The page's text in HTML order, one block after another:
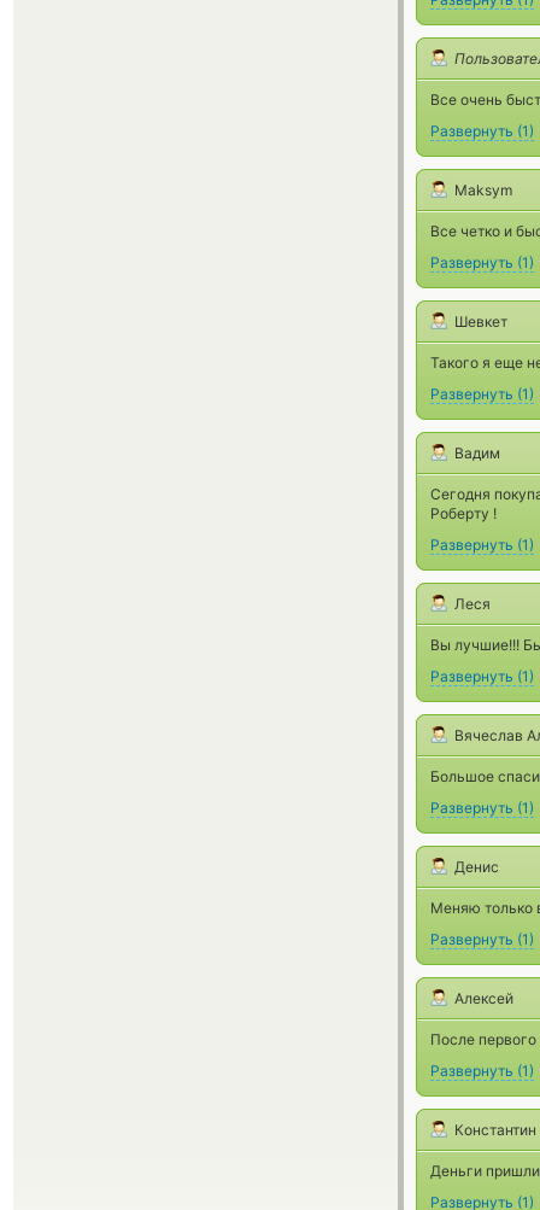
Все очень
Развернуть (1)
Maksym
Все четко и
Развернуть (1)
Шевкет
Такого я еще
Развернуть (1)
Вадим
Сегодня
Роберту !
Развернуть (1)
Леся
Вы лучшие!!!
Развернуть (1)
Вячеслав
Большое
Развернуть (1)
Денис
Меняю только
Развернуть (1)
Алексей
После
Развернуть (1)
Константин
Деньги
Развернуть (1)